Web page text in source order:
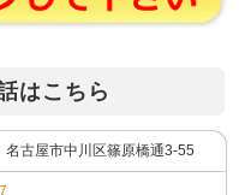
はこちら
古屋市中川区篠原橋通3-55